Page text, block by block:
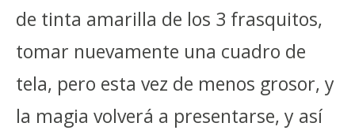
de tinta amarilla de los 3 frasquitos,
tomar nuevamente una cuadro de
tela, pero esta vez de menos grosor, y
la magia volverá a presentarse, y así